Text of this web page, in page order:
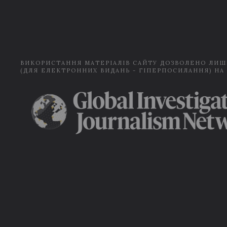
ВИКОРИСТАННЯ МАТЕРІАЛІВ САЙТУ ДОЗВОЛЕНО
(ДЛЯ ЕЛЕКТРОННИХ ВИДАНЬ - ГІПЕРПОСИЛАННЯ) НА